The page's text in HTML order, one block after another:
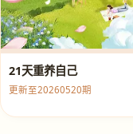
21天重养自己
更新至20260520期